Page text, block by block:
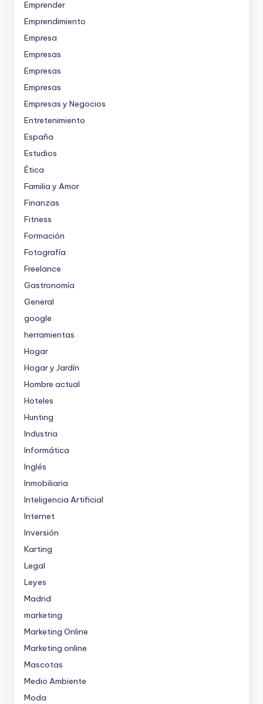
Emprender
Emprendimiento
Empresa
Empresas
Empresas
Empresas
Empresas y Negocios
Entretenimiento
España
Estudios
Ética
Familia y Amor
Finanzas
Fitness
Formación
Fotografía
Freelance
Gastronomía
General
google
herramientas
Hogar
Hogar y Jardín
Hombre actual
Hoteles
Hunting
Industria
Informática
Inglés
Inmobiliaria
Inteligencia Artificial
Internet
Inversión
Karting
Legal
Leyes
Madrid
marketing
Marketing Online
Marketing online
Mascotas
Medio Ambiente
Moda